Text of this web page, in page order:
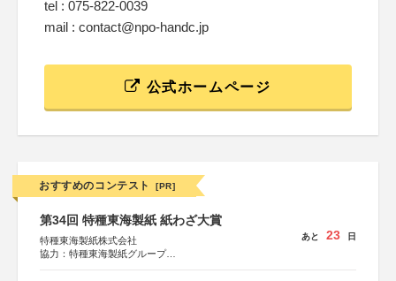
tel : 075-822-0039
mail : contact@npo-handc.jp
公式ホームページ
おすすめのコンテスト [PR]
第34回 特種東海製紙 紙わざ大賞
特種東海製紙株式会社
協力：特種東海製紙グループ
あと 23 日